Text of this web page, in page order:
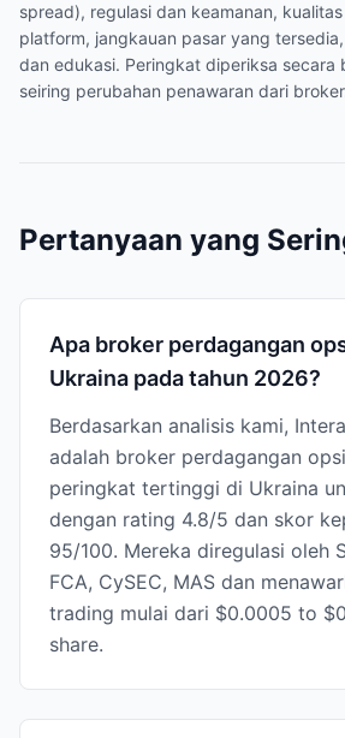
spread), regulasi dan keamanan,
platform, jangkauan pasar yang
dan edukasi. Peringkat diperiksa secara
seiring perubahan penawaran dari
Pertanyaan yang
Apa broker perdagangan
Ukraina pada tahun 2026?
Berdasarkan analisis kami,
adalah broker perdagangan
peringkat tertinggi di Ukraina
dengan rating 4.8/5 dan skor
95/100. Mereka diregulasi oleh
FCA, CySEC, MAS dan
trading mulai dari $0.0005 to
share.